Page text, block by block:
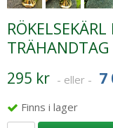
TRÄHANDTAG
295 kr - eller - 7
Finns i lager